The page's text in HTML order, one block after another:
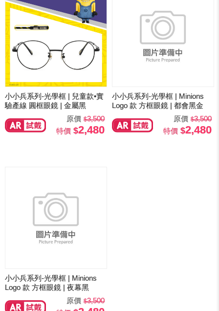
小小兵系列-光學框 | 兒童款•實
驗產線 圓框眼鏡 | 金屬黑
原價
3,500
特價
2,480
小小兵系列-光學框 | Minions
Logo 款 方框眼鏡 | 都會黑金
原價
3,500
特價
2,480
小小兵系列-光學框 | Minions
Logo 款 方框眼鏡 | 夜幕黑
原價
3,500